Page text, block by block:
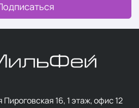
16, 1 этаж, офис 12